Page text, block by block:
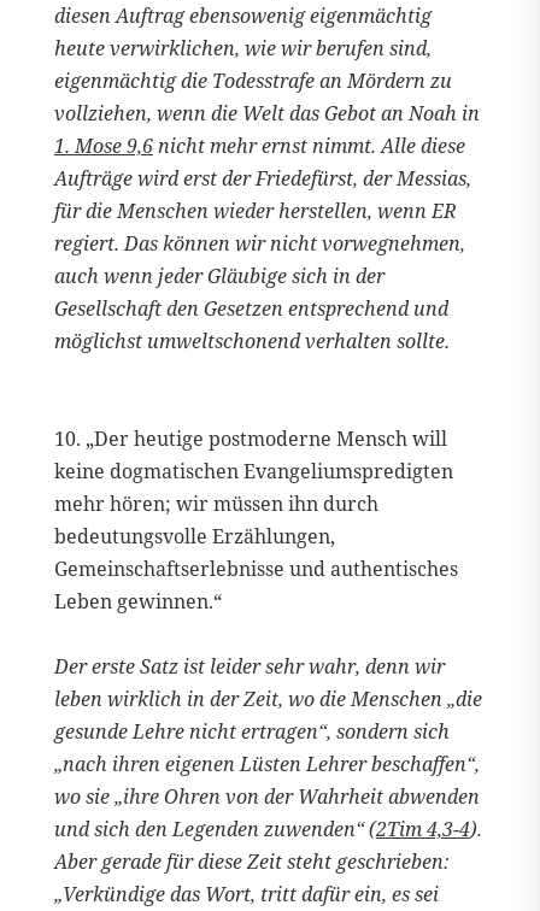
diesen Auftrag ebensowenig eigenmächtig
heute verwirklichen, wie wir berufen sind,
eigenmächtig die Todesstrafe an Mördern zu
vollziehen, wenn die Welt das Gebot an Noah in
1. Mose 9,6nicht mehr ernst nimmt. Alle diese
Aufträge wird erst der Friedefürst, der Messias,
für die Menschen wieder herstellen, wenn ER
regiert. Das können wir nicht vorwegnehmen,
auch wenn jeder Gläubige sich in der
Gesellschaft den Gesetzen entsprechend und
möglichst umweltschonend verhalten sollte.
10. „Der heutige postmoderne Mensch will
keine dogmatischen Evangeliumspredigten
mehr hören; wir müssen ihn durch
bedeutungsvolle Erzählungen,
Gemeinschaftserlebnisse und authentisches
Leben gewinnen.“
Der erste Satz ist leider sehr wahr, denn wir
leben wirklich in der Zeit, wo die Menschen „die
gesunde Lehre nicht ertragen“, sondern sich
„nach ihren eigenen Lüsten Lehrer beschaffen“,
wo sie „ihre Ohren von der Wahrheit abwenden
und sich den Legenden zuwenden“ (2Tim 4,3-4).
Aber gerade für diese Zeit steht geschrieben:
„Verkündige das Wort, tritt dafür ein, es sei